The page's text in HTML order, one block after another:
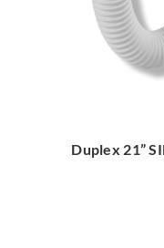
Duplex 21”